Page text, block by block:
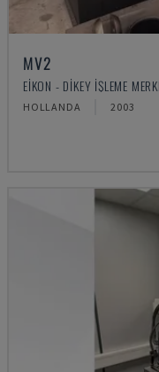
MV2
EIKON - DIKEY İŞLEME
HOLLANDA 2003